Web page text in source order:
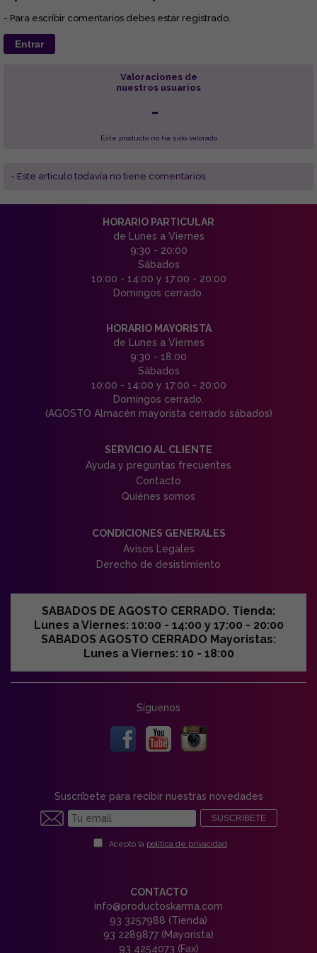
- Para escribir comentarios debes estar registrado.
Entrar
Valoraciones de
nuestros usuarios
-
Este producto no ha sido valorado
- Este articulo todavía no tiene comentarios.
HORARIO PARTICULAR
de Lunes a Viernes
9:30 - 20:00
Sábados
10:00 - 14:00 y 17:00 - 20:00
Domingos cerrado.
HORARIO MAYORISTA
de Lunes a Viernes
9:30 - 18:00
Sábados
10:00 - 14:00 y 17:00 - 20:00
Domingos cerrado.
(AGOSTO Almacén mayorista cerrado sábados)
SERVICIO AL CLIENTE
Ayuda y preguntas frecuentes
Contacto
Quiénes somos
CONDICIONES GENERALES
Avisos Legales
Derecho de desistimiento
SABADOS DE AGOSTO CERRADO. Tienda:
Lunes a Viernes: 10:00 - 14:00 y 17:00 - 20:00
SABADOS AGOSTO CERRADO Mayoristas:
Lunes a Viernes: 10 - 18:00
Síguenos
Suscríbete para recibir nuestras novedades
SUSCRIBETE
Acepto la política de privacidad
CONTACTO
info@productoskarma.com
93 3257988 (Tienda)
93 2289877 (Mayorista)
93 4254073 (Fax)